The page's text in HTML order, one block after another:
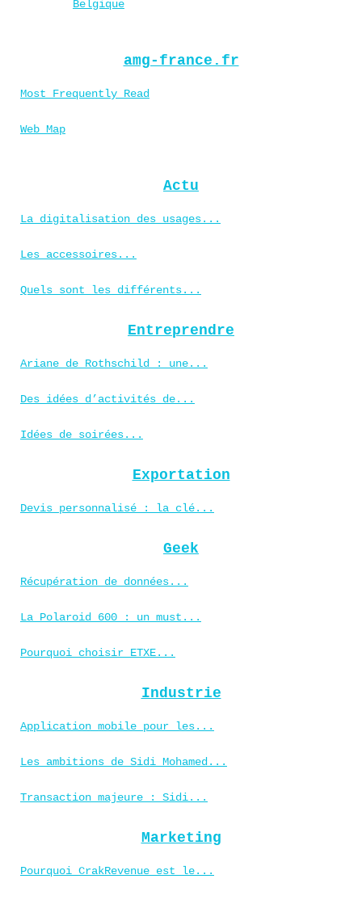
Belgique
amg-france.fr
Most Frequently Read
Web Map
Actu
La digitalisation des usages...
Les accessoires...
Quels sont les différents...
Entreprendre
Ariane de Rothschild : une...
Des idées d’activités de...
Idées de soirées...
Exportation
Devis personnalisé : la clé...
Geek
Récupération de données...
La Polaroid 600 : un must...
Pourquoi choisir ETXE...
Industrie
Application mobile pour les...
Les ambitions de Sidi Mohamed...
Transaction majeure : Sidi...
Marketing
Pourquoi CrakRevenue est le...